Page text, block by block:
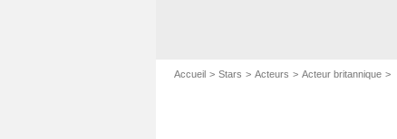
Accueil Stars Acteurs Acteur britannique